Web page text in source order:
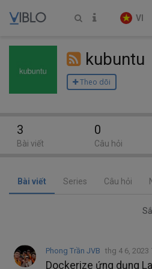
VI
kubuntu
Theo dõi
Bài viết Series Câu hỏi
Phong Trần JVB thg 4 6, 2023
Dockerize ứng dụng
3
Bài viết
0
Câu hỏi